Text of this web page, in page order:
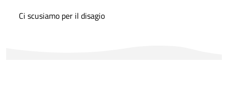
Ci scusiamo per il disagio